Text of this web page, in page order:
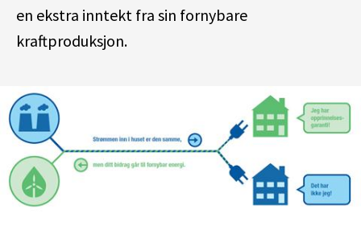
en ekstra inntekt fra sin fornybare
kraftproduksjon.